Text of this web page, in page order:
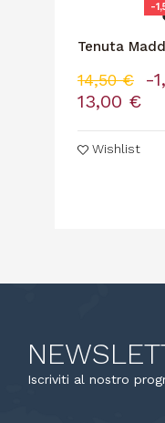
-
Tenuta
14,50 €
-
13,00 €
Wishlist
Iscriviti al nostro